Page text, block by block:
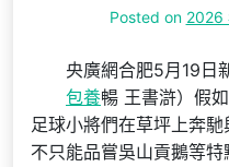
Posted on 2026
央廣網合肥5月19日
包養暢 王書滸）假
足球小將們在草坪上奔
不只能品嘗吳山貢鵝等